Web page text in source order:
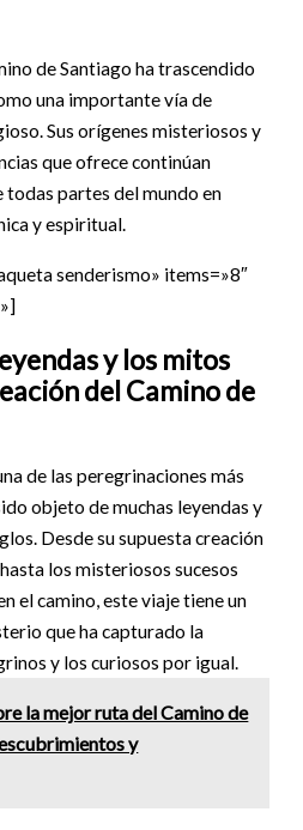
de Santiago ha trascendido
una importante vía de
Sus orígenes misteriosos y
que ofrece continúan
todas partes del mundo en
y espiritual.
senderismo» items=»8″
y los mitos
del Camino de
de las peregrinaciones más
objeto de muchas leyendas y
Desde su supuesta creación
los misteriosos sucesos
el camino, este viaje tiene un
que ha capturado la
y los curiosos por igual.
la mejor ruta del Camino de
y